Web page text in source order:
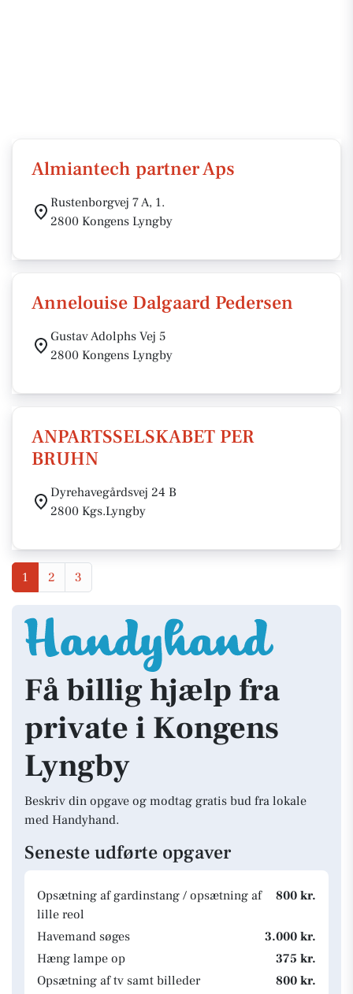
Almiantech partner Aps
Rustenborgvej 7 A, 1.
2800 Kongens Lyngby
Annelouise Dalgaard Pedersen
Gustav Adolphs Vej 5
2800 Kongens Lyngby
ANPARTSSELSKABET PER
BRUHN
Dyrehavegårdsvej 24 B
2800 Kgs.Lyngby
1 2 3
Få billig hjælp fra
private i Kongens
Lyngby
Beskriv din opgave og modtag gratis bud fra lokale
med Handyhand.
Seneste udførte opgaver
Opsætning af gardinstang / opsætning af
lille reol
800 kr.
Havemand søges
3.000 kr.
Hæng lampe op
375 kr.
Opsætning af tv samt billeder
800 kr.